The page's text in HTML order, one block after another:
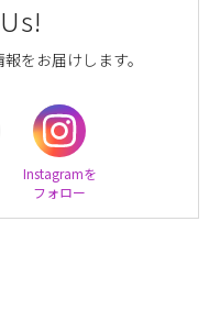
をお届けします。
Instagramを
フォロー